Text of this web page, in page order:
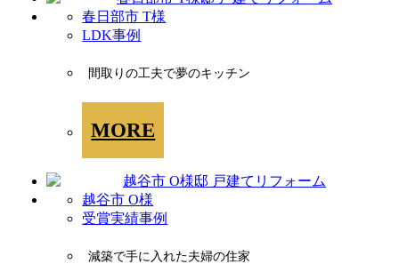
春日部市 T様
LDK事例
間取りの工夫で夢のキッチン
MORE
越谷市 O様
受賞実績事例
減築で手に入れた夫婦の住家